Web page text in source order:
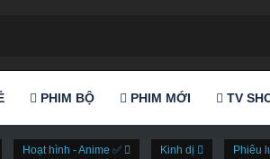
PHIM BỘ PHIM MỚI TV
Hoạt hình - Anime ✅ Kinh dị Phiêu